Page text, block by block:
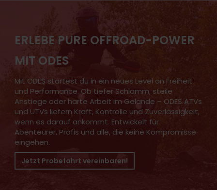
ERLEBE PURE OFFROAD-POWER
MIT ODES
Mit ODES startest du in ein neues Level an Freiheit
und Performance. Ob tiefer Schlamm, steile
Anstiege oder harte Arbeit im Gelände – ODES ATVs
und UTVs liefern Kraft, Kontrolle und Zuverlässigkeit,
wenn es darauf ankommt. Entwickelt für
Abenteurer, Profis und alle, die keine Kompromisse
eingehen.
Jetzt Probefahrt vereinbaren!